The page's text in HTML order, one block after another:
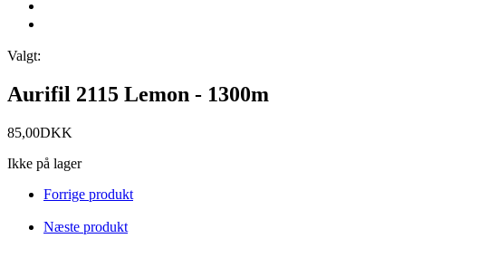
Valgt:
Aurifil 2115 Lemon - 1300m
85,00DKK
Ikke på lager
Forrige produkt
Næste produkt